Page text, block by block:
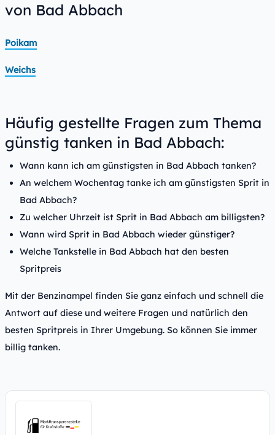
von Bad Abbach
Poikam
Weichs
Häufig gestellte Fragen zum Thema
günstig tanken in Bad Abbach:
Wann kann ich am günstigsten in Bad Abbach tanken?
An welchem Wochentag tanke ich am günstigsten Sprit in
Bad Abbach?
Zu welcher Uhrzeit ist Sprit in Bad Abbach am billigsten?
Wann wird Sprit in Bad Abbach wieder günstiger?
Welche Tankstelle in Bad Abbach hat den besten
Spritpreis
Mit der Benzinampel finden Sie ganz einfach und schnell die
Antwort auf diese und weitere Fragen und natürlich den
besten Spritpreis in Ihrer Umgebung. So können Sie immer
billig tanken.